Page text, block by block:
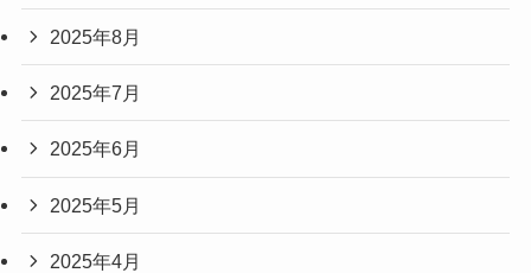
2025年8月
2025年7月
2025年6月
2025年5月
2025年4月